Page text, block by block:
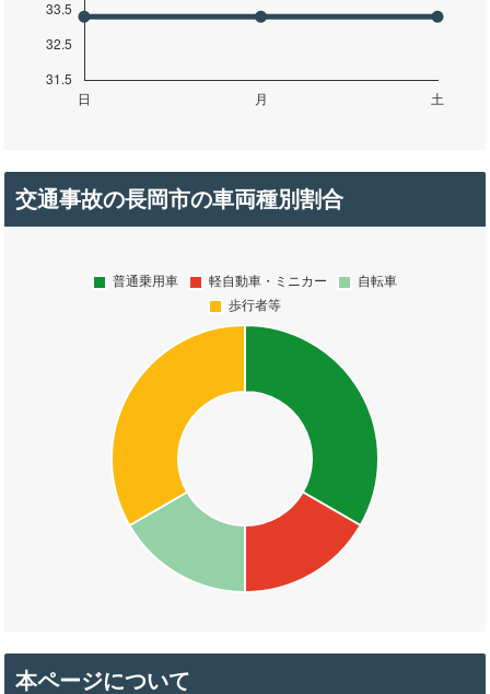
交通事故の長岡市の車両種別割合
本ページについて